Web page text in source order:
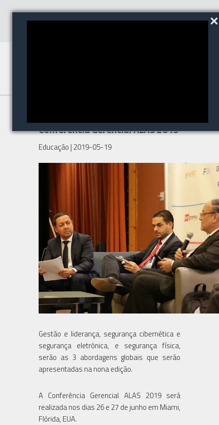
Conferência Gerencial ALAS 2019
Educação | 2019-05-19
Gestão e liderança, segurança cibernética e
segurança eletrônica, e segurança física,
serão as 3 abordagens globais que serão
apresentadas na nona edição.
A Conferência Gerencial ALAS 2019 será
realizada nos dias 26 e 27 de junho em Miami,
Flórida, EUA.